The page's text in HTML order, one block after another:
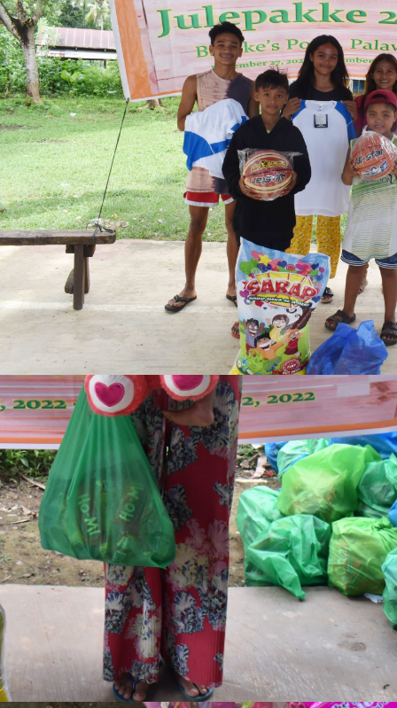
Søg
Blog
Lande
Argentina
Bali
Brasilien
Cambodia
Chile
Colombia
Costa Rica
Cuba
Danmark
Ecuador og Galapagos
Filippinerne
Japan
Laos
Malaysia
Maldiverne
Mexico
Peru
Sri Lanka
Tanzania
Thailand
Vietnam
Guides
Forfattere
Favoritter